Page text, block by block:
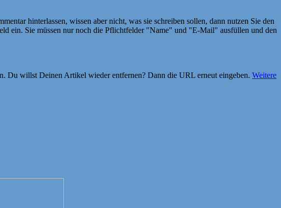
hinterlassen, wissen aber nicht, was sie schreiben sollen, dann nutzen Sie den
ein. Sie müssen nur noch die Pflichtfelder "Name" und "E-Mail" ausfüllen und den
Du willst Deinen Artikel wieder entfernen? Dann die URL erneut eingeben. Weitere